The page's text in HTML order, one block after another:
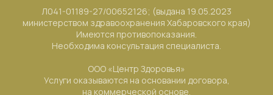
Л041-01189-27/00652126; (выдана 19.05.2023
министерством здравоохранения Хабаровского края)
Имеются противопоказания.
Необходима консультация специалиста.
ООО «Центр Здоровья»
Услуги оказываются на основании договора,
на коммерческой основе.